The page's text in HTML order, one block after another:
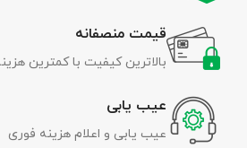
قیمت منصفانه
بالاترین کیفیت با کمترین
عیب یابی
عیب یابی و اعلام هزینه فوری